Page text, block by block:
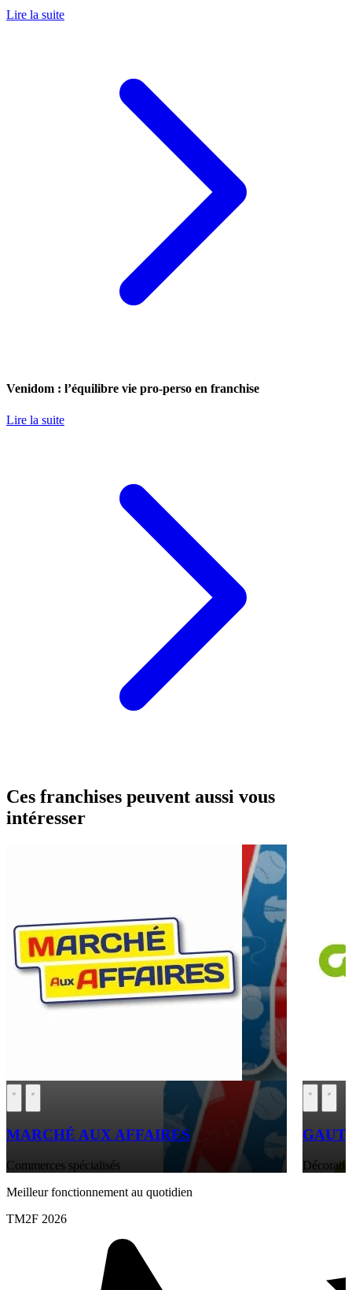
Lire la suite
Venidom : l’équilibre vie pro-perso en franchise
Lire la suite
Ces franchises peuvent aussi vous
intéresser
MARCHÉ AUX AFFAIRES
Commerces spécialisés
Meilleur fonctionnement au quotidien
TM2F 2026